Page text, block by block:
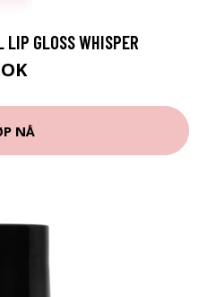
LIP GLOSS WHISPER
NÅ